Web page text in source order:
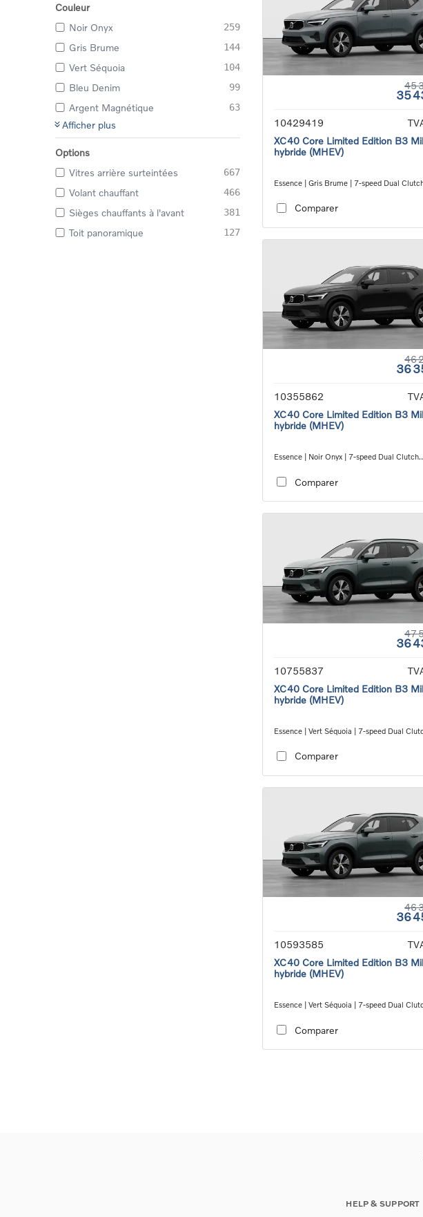
Couleur
Noir Onyx
259
Gris Brume 144
Vert Séquoia 104
Bleu Denim 99
Argent Magnétique 63
Afficher plus
Options
Vitres arrière surteintées
667
Volant chauffant 466
Sièges chauffants à l'avant 381
Toit panoramique 127
45
35
10429419
XC40 Core Limited Edition B3
hybride (MHEV)
Essence | Gris Brume | 7-speed Dual
Comparer
46
36
10355862
XC40 Core Limited Edition B3
hybride (MHEV)
Essence | Noir Onyx | 7-speed Dual Clutch
Comparer
47
36
10755837
XC40 Core Limited Edition B3
hybride (MHEV)
Essence | Vert Séquoia | 7-speed Dual
Comparer
46
36
10593585
XC40 Core Limited Edition B3
hybride (MHEV)
Essence | Vert Séquoia | 7-speed Dual
Comparer
HELP & SUPPORT